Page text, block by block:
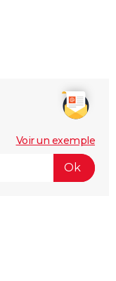
Voir un exemple